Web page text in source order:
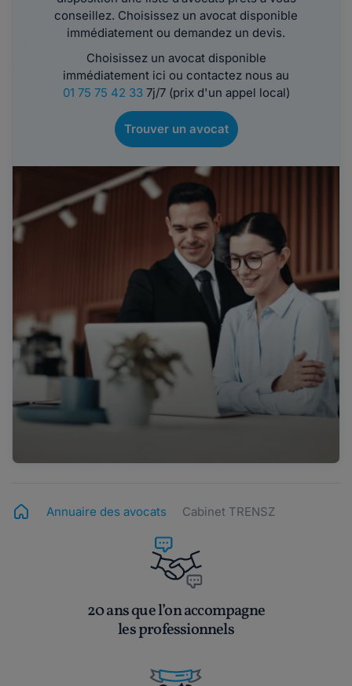
conseillez. Choisissez un avocat disponible
immédiatement ou demandez un devis.
Choisissez un avocat disponible
immédiatement ici ou contactez nous au
01 75 75 42 337j/7 (prix d'un appel local)
Trouver un avocat
Annuaire des avocats Cabinet TRENSZ
20 ans que l’on accompagne
les professionnels